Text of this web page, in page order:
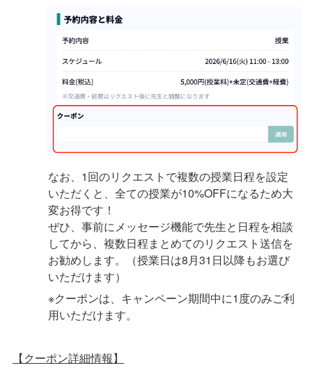
なお、1回のリクエストで複数の授業日程を設定
いただくと、全ての授業が10%OFFになるため大
変お得です！
ぜひ、事前にメッセージ機能で先生と日程を相談
してから、複数日程まとめてのリクエスト送信を
お勧めします。（授業日は8月31日以降もお選び
いただけます）
※クーポンは、キャンペーン期間中に1度のみご利
用いただけます。
【クーポン詳細情報】